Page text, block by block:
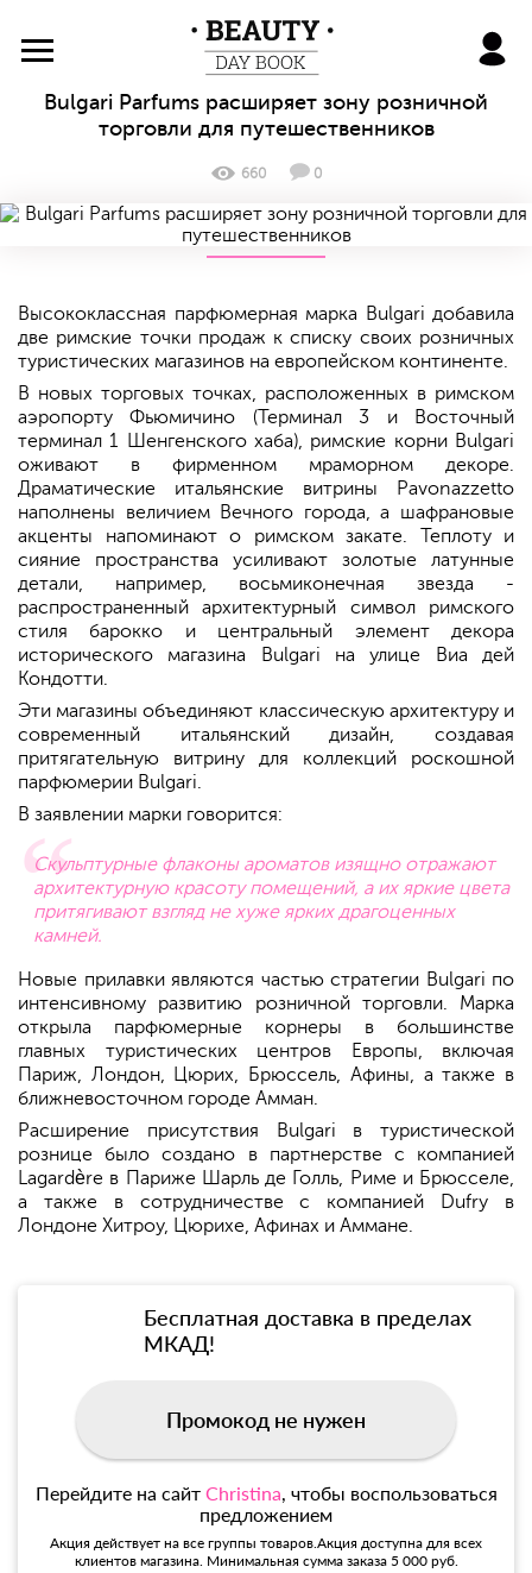
BeautyDayBook
Bulgari Parfums расширяет зону розничной
торговли для путешественников
660 0
Высококлассная парфюмерная марка Bulgari добавила
две римские точки продаж к списку своих розничных
туристических магазинов на европейском континенте.
В новых торговых точках, расположенных в римском
аэропорту Фьюмичино (Терминал 3 и Восточный
терминал 1 Шенгенского хаба), римские корни Bulgari
оживают в фирменном мраморном декоре.
Драматические итальянские витрины Pavonazzetto
наполнены величием Вечного города, а шафрановые
акценты напоминают о римском закате. Теплоту и
сияние пространства усиливают золотые латунные
детали, например, восьмиконечная звезда -
распространенный архитектурный символ римского
стиля барокко и центральный элемент декора
исторического магазина Bulgari на улице Виа дей
Кондотти.
Эти магазины объединяют классическую архитектуру и
современный итальянский дизайн, создавая
притягательную витрину для коллекций роскошной
парфюмерии Bulgari.
В заявлении марки говорится:
Скульптурные флаконы ароматов изящно отражают
архитектурную красоту помещений, а их яркие цвета
притягивают взгляд не хуже ярких драгоценных
камней.
Новые прилавки являются частью стратегии Bulgari по
интенсивному развитию розничной торговли. Марка
открыла парфюмерные корнеры в большинстве
главных туристических центров Европы, включая
Париж, Лондон, Цюрих, Брюссель, Афины, а также в
ближневосточном городе Амман.
Расширение присутствия Bulgari в туристической
рознице было создано в партнерстве с компанией
Lagardère в Париже Шарль де Голль, Риме и Брюсселе,
а также в сотрудничестве с компанией Dufry в
Лондоне Хитроу, Цюрихе, Афинах и Аммане.
Бесплатная доставка в пределах
МКАД!
Промокод не нужен
Перейдите на сайт Christina, чтобы воспользоваться
предложением
Акция действует на все группы товаров.Акция доступна для всех
клиентов магазина. Минимальная сумма заказа 5 000 руб.